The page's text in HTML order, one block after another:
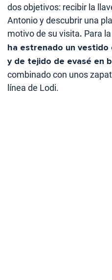
dos objetivos: recibir la
Antonio y descubrir una
motivo de su visita. Para
ha estrenado un
y de tejido de evasé en
combinado con unos
línea de Lodi.